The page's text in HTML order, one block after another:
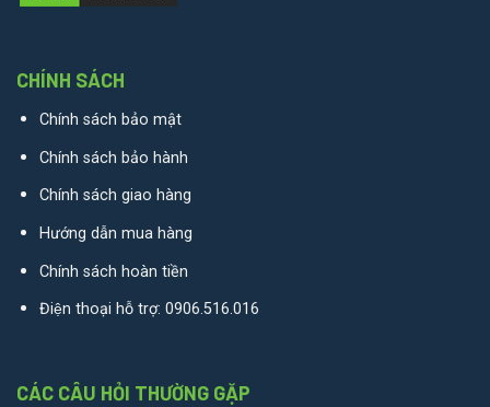
CHÍNH SÁCH
Chính sách bảo mật
Chính sách bảo hành
Chính sách giao hàng
Hướng dẫn mua hàng
Chính sách hoàn tiền
Điện thoại hỗ trợ: 0906.516.016
CÁC CÂU HỎI THƯỜNG GẶP